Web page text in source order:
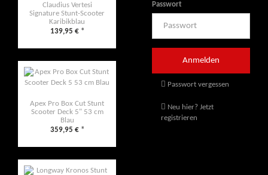
Claudius Vertesi
Signature Stunt-Scooter
Karibikblau
139,95 € *
Apex Pro Box Cut Stunt
Scooter Deck 5" 53 cm
Blau
359,95 € *
Passwort
Passwort vergessen
Neu hier? Jetzt
registrieren